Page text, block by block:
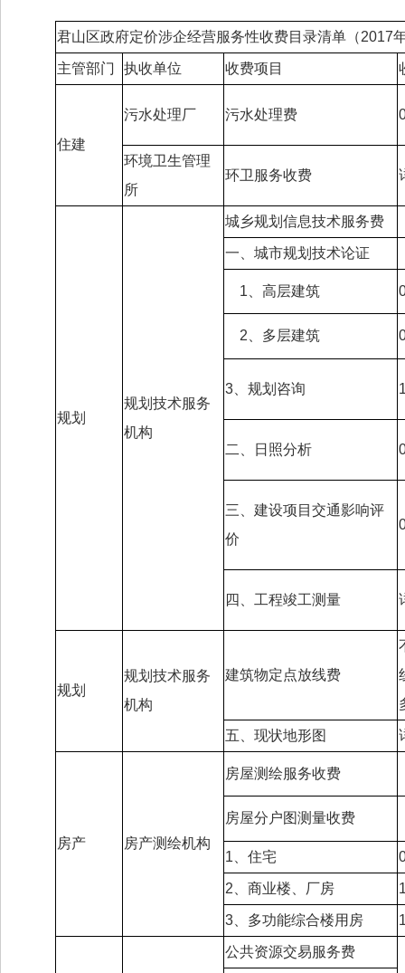
君山区政府定价涉企经营服务性收费目录清单（2017
主管部门 执收单位 收费项目
住建
污水处理厂 污水处理费
环境卫生管理
所
环卫服务收费
规划
规划技术服务
机构
城乡规划信息技术服务费
一、城市规划技术论证
1、高层建筑
2、多层建筑
3、规划咨询
二、日照分析
三、建设项目交通影响评
价
四、工程竣工测量
规划
规划技术服务
机构
建筑物定点放线费
五、现状地形图
房产 房产测绘机构
房屋测绘服务收费
房屋分户图测量收费
1、住宅
2、商业楼、厂房
3、多功能综合楼用房
公共资源交易服务费